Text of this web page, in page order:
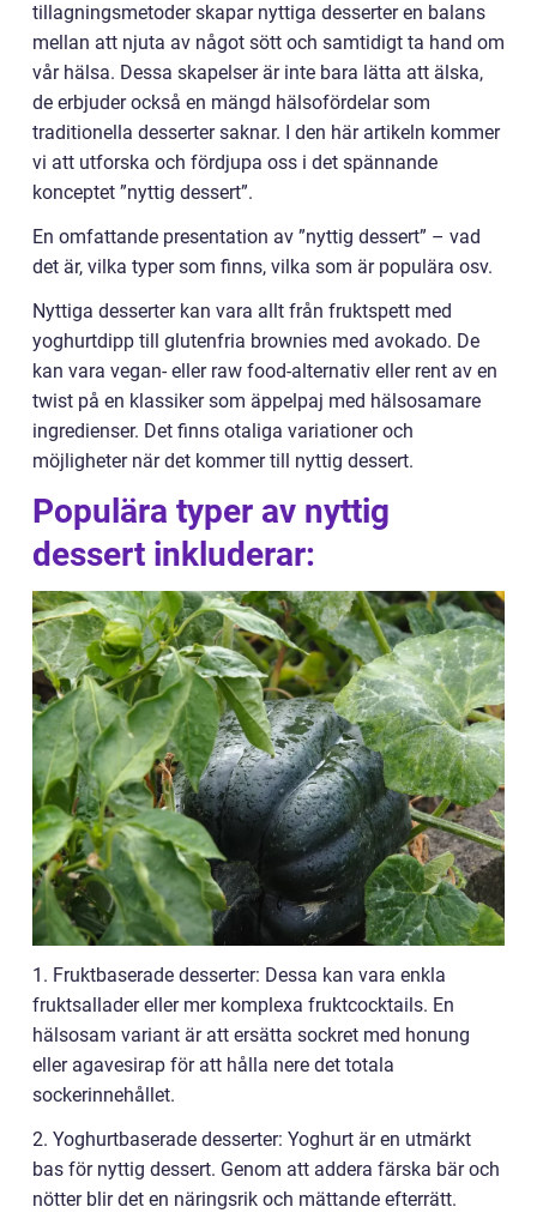
tillagningsmetoder skapar nyttiga desserter en balans
mellan att njuta av något sött och samtidigt ta hand om
vår hälsa. Dessa skapelser är inte bara lätta att älska,
de erbjuder också en mängd hälsofördelar som
traditionella desserter saknar. I den här artikeln kommer
vi att utforska och fördjupa oss i det spännande
konceptet ”nyttig dessert”.
En omfattande presentation av ”nyttig dessert” – vad
det är, vilka typer som finns, vilka som är populära osv.
Nyttiga desserter kan vara allt från fruktspett med
yoghurtdipp till glutenfria brownies med avokado. De
kan vara vegan- eller raw food-alternativ eller rent av en
twist på en klassiker som äppelpaj med hälsosamare
ingredienser. Det finns otaliga variationer och
möjligheter när det kommer till nyttig dessert.
Populära typer av nyttig
dessert inkluderar:
1. Fruktbaserade desserter: Dessa kan vara enkla
fruktsallader eller mer komplexa fruktcocktails. En
hälsosam variant är att ersätta sockret med honung
eller agavesirap för att hålla nere det totala
sockerinnehållet.
2. Yoghurtbaserade desserter: Yoghurt är en utmärkt
bas för nyttig dessert. Genom att addera färska bär och
nötter blir det en näringsrik och mättande efterrätt.